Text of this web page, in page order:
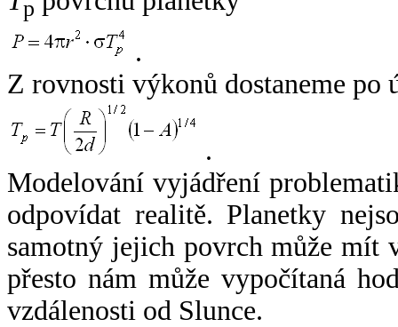
p
.
Z rovnosti výkonů dostaneme po
.
Modelování vyjádření
odpovídat realitě. Planetky
samotný jejich povrch může mít
přesto nám může vypočítaná
vzdálenosti od Slunce.